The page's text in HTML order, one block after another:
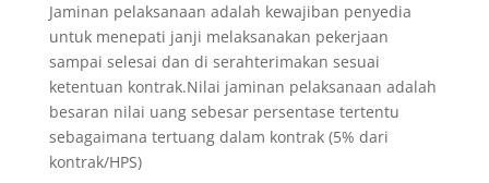
Jaminan pelaksanaan adalah kewajiban penyedia
untuk menepati janji melaksanakan pekerjaan
sampai selesai dan di serahterimakan sesuai
ketentuan kontrak.Nilai jaminan pelaksanaan adalah
besaran nilai uang sebesar persentase tertentu
sebagaimana tertuang dalam kontrak (5% dari
kontrak/HPS)